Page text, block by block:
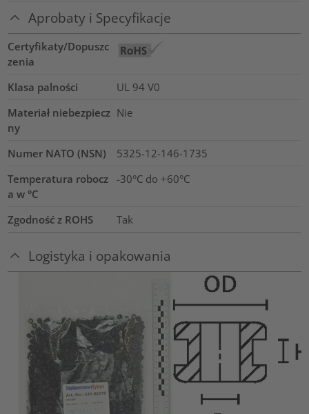
Aprobaty i Specyfikacje
Certyfikaty/Dopuszc
zenia
Klasa palności
UL 94 V0
Materiał niebezpiecz
ny
Nie
Numer NATO (NSN)
5325-12-146-1735
Temperatura robocz
a w °C
-30°C do +60°C
Zgodność z ROHS Tak
Logistyka i opakowania